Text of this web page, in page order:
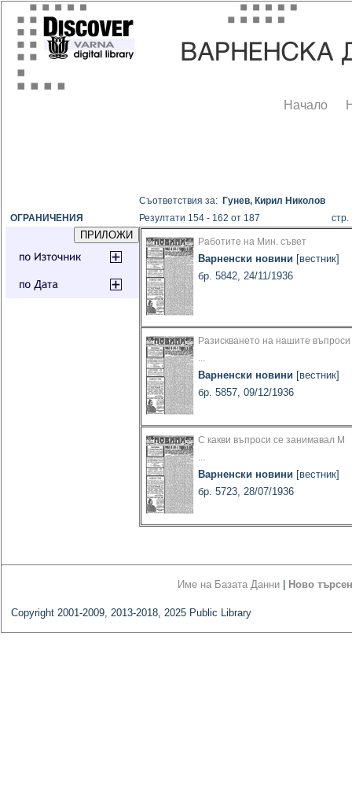
Начало
ОГРАНИЧЕНИЯ
Съответствия за: Гунев, Кирил Николов
Резултати 154 - 162 от 187
Работите на Мин. съвет
Варненски новини [вестник]
бр. 5842, 24/11/1936
Разискването на нашите въпроси
...
Варненски новини [вестник]
бр. 5857, 09/12/1936
С какви въпроси се занимавал М
...
Варненски новини [вестник]
бр. 5723, 28/07/1936
Име на Базата Данни Ново
Copyright 2001-2009, 2013-2018, 2025 Public Library